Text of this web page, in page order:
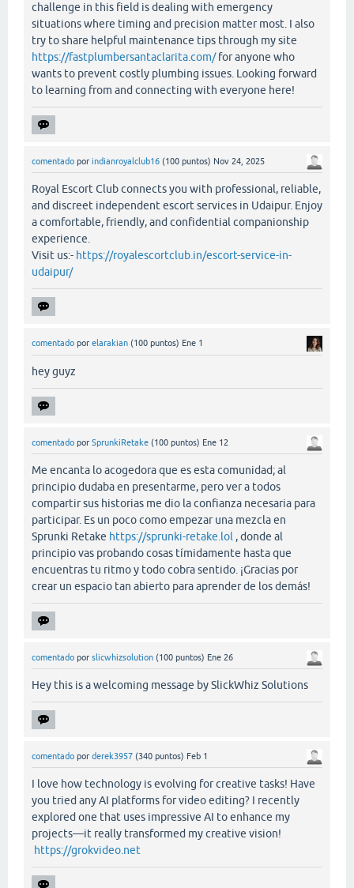
challenge in this field is dealing with emergency
situations where timing and precision matter most. I also
try to share helpful maintenance tips through my site
https://fastplumbersantaclarita.com/for anyone who
wants to prevent costly plumbing issues. Looking forward
to learning from and connecting with everyone here!
comentado por indianroyalclub16 (100 puntos) Nov 24, 2025
Royal Escort Club connects you with professional, reliable,
and discreet independent escort services in Udaipur. Enjoy
a comfortable, friendly, and confidential companionship
experience.
Visit us:- https://royalescortclub.in/escort-service-in-
udaipur/
comentado por elarakian (100 puntos) Ene 1
hey guyz
comentado por SprunkiRetake (100 puntos) Ene 12
Me encanta lo acogedora que es esta comunidad; al
principio dudaba en presentarme, pero ver a todos
compartir sus historias me dio la confianza necesaria para
participar. Es un poco como empezar una mezcla en
Sprunki Retake https://sprunki-retake.lol , donde al
principio vas probando cosas tímidamente hasta que
encuentras tu ritmo y todo cobra sentido. ¡Gracias por
crear un espacio tan abierto para aprender de los demás!
comentado por slicwhizsolution (100 puntos) Ene 26
Hey this is a welcoming message by SlickWhiz Solutions
comentado por derek3957 (340 puntos) Feb 1
I love how technology is evolving for creative tasks! Have
you tried any AI platforms for video editing? I recently
explored one that uses impressive AI to enhance my
projects—it really transformed my creative vision!
https://grokvideo.net